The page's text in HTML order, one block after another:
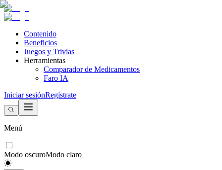
Contenido
Beneficios
Juegos y Trivias
Herramientas
Comparador de Medicamentos
Faro IA
Iniciar sesiónRegístrate
Menú
Modo oscuroModo claro